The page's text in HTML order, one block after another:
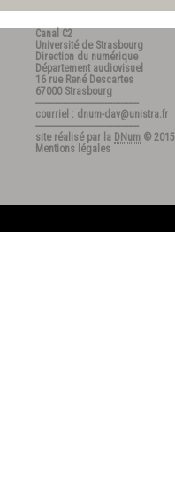
Canal C2
Université de Strasbourg
Direction du numérique
Département audiovisuel
16 rue René Descartes
67000 Strasbourg
---------------------------------------
courriel : dnum-dav@unistra.fr
---------------------------------------
site réalisé par la DNum © 2015
Mentions légales